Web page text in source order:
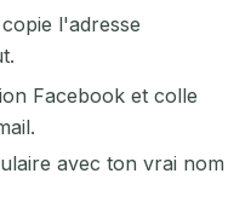
l'adresse
Facebook et colle
avec ton vrai nom